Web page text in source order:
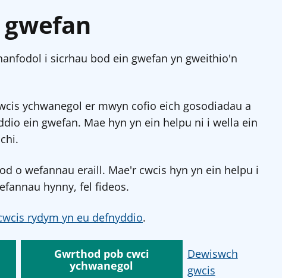
i sicrhau bod ein gwefan yn gweithio'n
ychwanegol er mwyn cofio eich gosodiadau a
ein gwefan. Mae hyn yn ein helpu ni i wella ein
o wefannau eraill. Mae'r cwcis hyn yn ein helpu i
hynny, fel fideos.
rydym yn eu defnyddio.
Gwrthod pob cwci
ychwanegol
Dewiswch
gwcis